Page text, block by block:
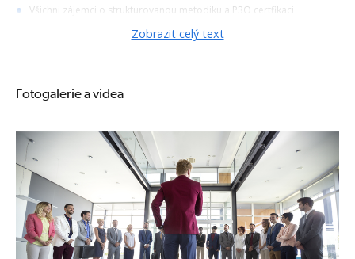
Všichni zájemci o strukturovanou metodiku a P3O certfikaci
Manažeři vyžadující metodiku pro transformaci strategických cílů do
Přínosy P3O pro organizaci
Jak eliminovat problémy v projektech ze strategického pohledu
Certifikace
Nespornou výhodou našich akreditovaných programů je britský diplom
Certificate of Attendance "P3O® Foundation a P3O Practitioner "
vydaný (ATO) Accredited Training Organisation TAYLLORCOX. Certifikát
od ATO bude vydán pouze těm, kteří absolvovali min. 75% výuky a
úspěšně složili zkoušku.
Zobrazit celý text
Fotogalerie a videa